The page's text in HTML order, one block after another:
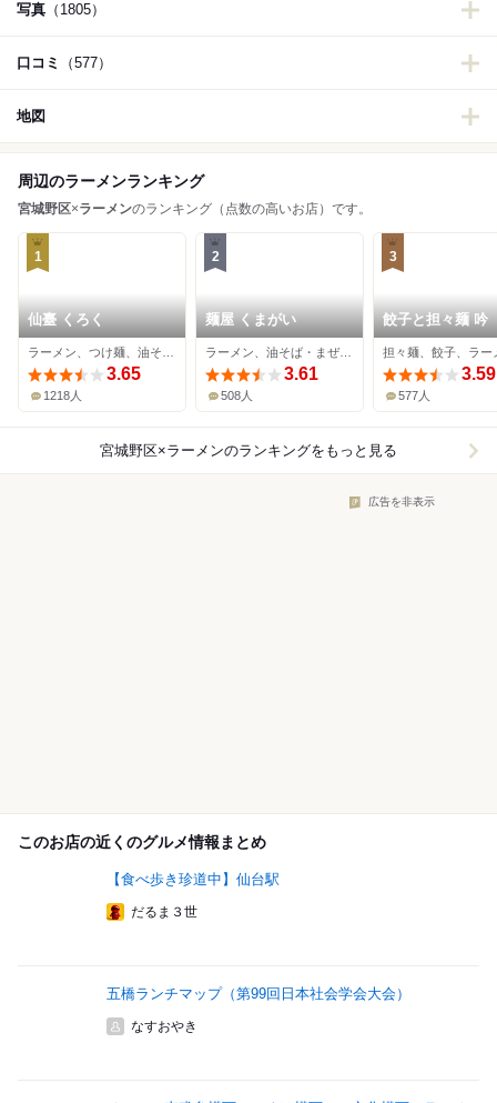
写真 （1805）
口コミ （577）
地図
周辺のラーメンランキング
宮城野区×ラーメンのランキング（点数の高いお店）です。
1
仙臺 くろく
3.65
1218人
2
麺屋 くまがい
ラーメン、油そば・まぜそば、つけ麺
3.61
508人
3
餃子と担々麺 吟
担々麺、餃子、ラー
3.59
577人
宮城野区×ラーメンのランキングをもっと見る
広告を非表示
このお店の近くのグルメ情報まとめ
【食べ歩き珍道中】仙台駅
だるま３世
五橋ランチマップ（第99回日本社会学会大会）
なすおやき